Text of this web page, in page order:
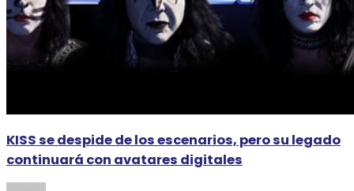
KISS se despide de los escenarios, pero su legado
continuará con avatares digitales